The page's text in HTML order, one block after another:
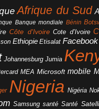
Afrique du Sud
Banque mondiale Bénin
Côte d'Ivoire Cote d’Ivoire
Ethiopie Etisalat Facebook
Johannesburg Jumia
MEA Microsoft mobile
Nigeria Nigéria
Samsung santé Santé